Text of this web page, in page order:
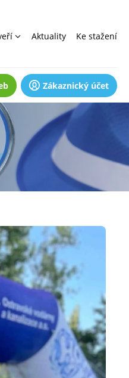
Aktuality Ke stažení
Zákaznický účet